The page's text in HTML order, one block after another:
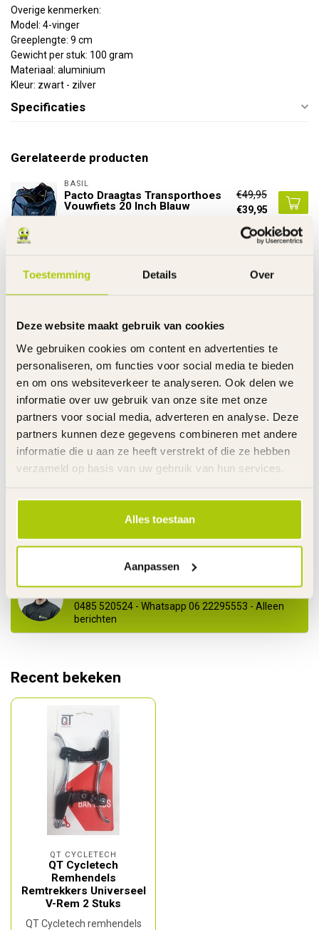
Toestemming Details Over
Deze website maakt gebruik van cookies
We gebruiken cookies om content en advertenties te
personaliseren, om functies voor social media te bieden
en om ons websiteverkeer te analyseren. Ook delen we
informatie over uw gebruik van onze site met onze
partners voor social media, adverteren en analyse. Deze
partners kunnen deze gegevens combineren met andere
informatie die u aan ze heeft verstrekt of die ze hebben
verzameld op basis van uw gebruik van hun services.
Alles toestaan
Aanpassen
Overige kenmerken:
Model: 4-vinger
Greeplengte: 9 cm
Gewicht per stuk: 100 gram
Materiaal: aluminium
Kleur: zwart - zilver
Specificaties
Gerelateerde producten
BASIL
Pacto Draagtas Transporthoes
Vouwfiets 20 Inch Blauw
€49,95
€39,95
Verloopnippel Auto Ventiel naar
Dunlop Ventiel
Op voorraad
€3,95
VOLARE KINDERFIETSEN
Zijwielen Volare 16 inch Set
Op voorraad
€17,95
€12,95
Verloopnippel Frans Ventiel naar
Dunlop Ventiel
Op voorraad
€3,95
€1,95
Pacto Lichtgewicht
Heeft u vragen over dit product?
0485 520524 - Whatsapp 06 22295553 - Alleen
berichten
Recent bekeken
QT CYCLETECH
QT Cycletech
Remhendels
Remtrekkers Universeel
V-Rem 2 Stuks
QT Cycletech remhendels